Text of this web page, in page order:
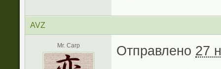
AVZ
Mr. Carp Отправлено 27